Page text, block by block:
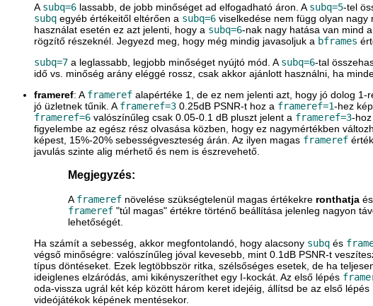
A subq=6 lassabb, de jobb minőséget ad elfogadható áron. A subq=5-tel
subq egyéb értékeitől eltérően a subq=6 viselkedése nem függ olyan nagy
használat esetén ez azt jelenti, hogy a subq=6-nak nagy hatása van mind
rögzítő részeknél. Jegyezd meg, hogy még mindig javasoljuk a bframes
subq=7 a leglassabb, legjobb minőséget nyújtó mód. A subq=6-tal
idő vs. minőség arány eléggé rossz, csak akkor ajánlott használni, ha
frameref: A frameref alapértéke 1, de ez nem jelenti azt, hogy jó dolog 1-
jó üzletnek tűnik. A frameref=3 0.25dB PSNR-t hoz a frameref=1-hez
frameref=6 valószínűleg csak 0.05-0.1 dB pluszt jelent a frameref=3-
figyelembe az egész rész olvasása közben, hogy ez nagymértékben
képest, 15%-20% sebességveszteség árán. Az ilyen magas frameref
javulás szinte alig mérhető és nem is észrevehető.
Megjegyzés:
A frameref növelése szükségtelenül magas értékekre ronthatja és
frameref "túl magas" értékre történő beállítása jelenleg nagyon
lehetőségét.
Ha számít a sebesség, akkor megfontolandó, hogy alacsony subq és
végső minőségre: valószínűleg jóval kevesebb, mint 0.1dB PSNR-t
típus döntéseket. Ezek legtöbbször ritka, szélsőséges esetek, de ha
ideiglenes elzáródás, ami kikényszeríthet egy I-kockát. Az első lépés
oda-vissza ugrál két kép között három keret idejéig, állítsd be az első lépés
videójátékok képének mentésekor.